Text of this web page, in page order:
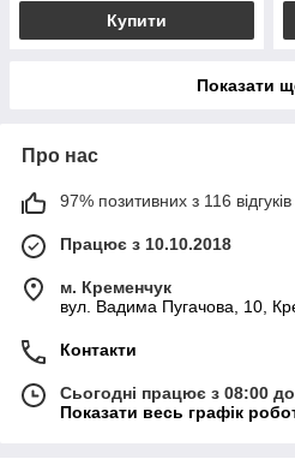
Купити
Показати
Про нас
97% позитивних з 116 відгуків
Працює з 10.10.2018
м. Кременчук
вул. Вадима Пугачова, 10,
Контакти
Сьогодні працює з 08:00
Показати весь графік